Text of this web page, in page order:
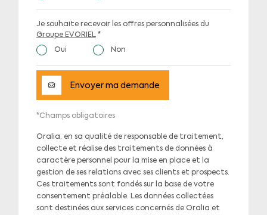
Je souhaite recevoir les offres personnalisées du
Groupe EVORIEL*
Oui Non
Envoyer ma demande
*Champs obligatoires
Oralia, en sa qualité de responsable de traitement,
collecte et réalise des traitements de données à
caractère personnel pour la mise en place et la
gestion de ses relations avec ses clients et prospects.
Ces traitements sont fondés sur la base de votre
consentement préalable. Les données collectées
sont destinées aux services concernés de Oralia et